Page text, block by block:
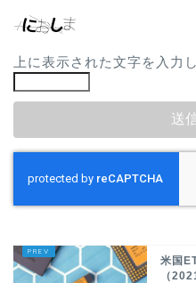
上に表示された文字を入力
米国
（